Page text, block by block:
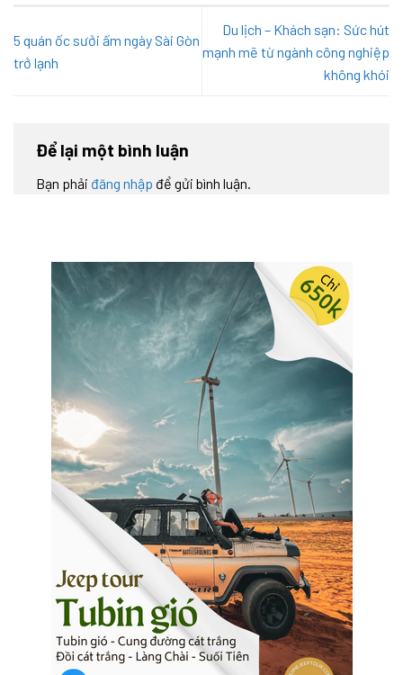
5 quán ốc sưởi ấm ngày Sài Gòn
trở lạnh
Du lịch – Khách sạn: Sức hút
mạnh mẽ từ ngành công nghiệp
không khói
Để lại một bình luận
Bạn phải đăng nhập để gửi bình luận.